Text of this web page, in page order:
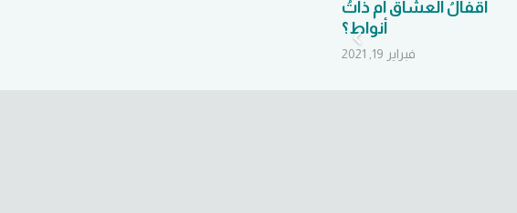
أقفالُ العشاق أم ذاتُ
أنواط؟
فبراير 19, 2021